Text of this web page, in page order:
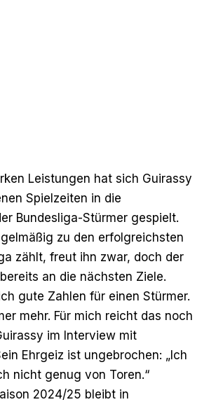
Leistungen hat sich Guirassy
Spielzeiten in die
Bundesliga-Stürmer gespielt.
zu den erfolgreichsten
zählt, freut ihn zwar, doch der
an die nächsten Ziele.
gute Zahlen für einen Stürmer.
mehr. Für mich reicht das noch
im Interview mit
Ehrgeiz ist ungebrochen: „Ich
nicht genug von Toren.“
2024/25 bleibt in